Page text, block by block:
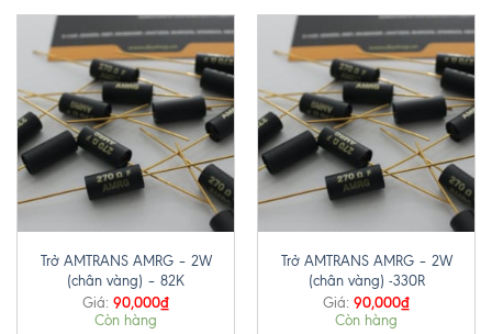
Trở AMTRANS AMRG – 2W
(chân vàng) – 82K
Giá: 90,000₫
Còn hàng
Trở AMTRANS AMRG – 2W
(chân vàng) -330R
Giá: 90,000₫
Còn hàng